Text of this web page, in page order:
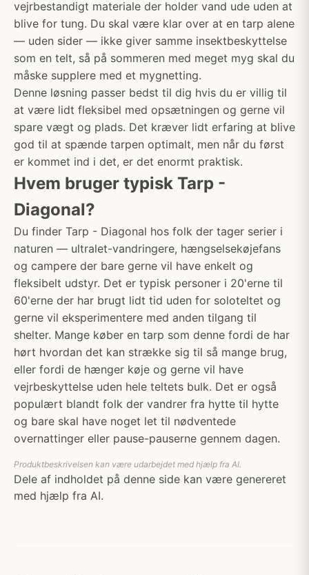
vejrbestandigt materiale der holder vand ude uden at
blive for tung. Du skal være klar over at en tarp alene
— uden sider — ikke giver samme insektbeskyttelse
som en telt, så på sommeren med meget myg skal du
måske supplere med et mygnetting.
Denne løsning passer bedst til dig hvis du er villig til
at være lidt fleksibel med opsætningen og gerne vil
spare vægt og plads. Det kræver lidt erfaring at blive
god til at spænde tarpen optimalt, men når du først
er kommet ind i det, er det enormt praktisk.
Hvem bruger typisk Tarp -
Diagonal?
Du finder Tarp - Diagonal hos folk der tager serier i
naturen — ultralet-vandringere, hængselsekøjefans
og campere der bare gerne vil have enkelt og
fleksibelt udstyr. Det er typisk personer i 20'erne til
60'erne der har brugt lidt tid uden for soloteltet og
gerne vil eksperimentere med anden tilgang til
shelter. Mange køber en tarp som denne fordi de har
hørt hvordan det kan strække sig til så mange brug,
eller fordi de hænger køje og gerne vil have
vejrbeskyttelse uden hele teltets bulk. Det er også
populært blandt folk der vandrer fra hytte til hytte
og bare skal have noget let til nødventede
overnattinger eller pause-pauserne gennem dagen.
Produktbeskrivelsen kan være udarbejdet med hjælp fra AI.
Dele af indholdet på denne side kan være genereret
med hjælp fra AI.